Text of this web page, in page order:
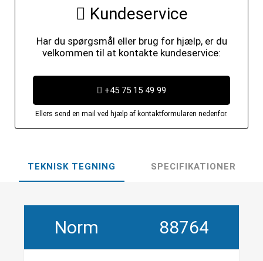
Kundeservice
Har du spørgsmål eller brug for hjælp, er du
velkommen til at kontakte kundeservice:
+45 75 15 49 99
Ellers send en mail ved hjælp af kontaktformularen nedenfor.
TEKNISK TEGNING SPECIFIKATIONER
Norm 88764